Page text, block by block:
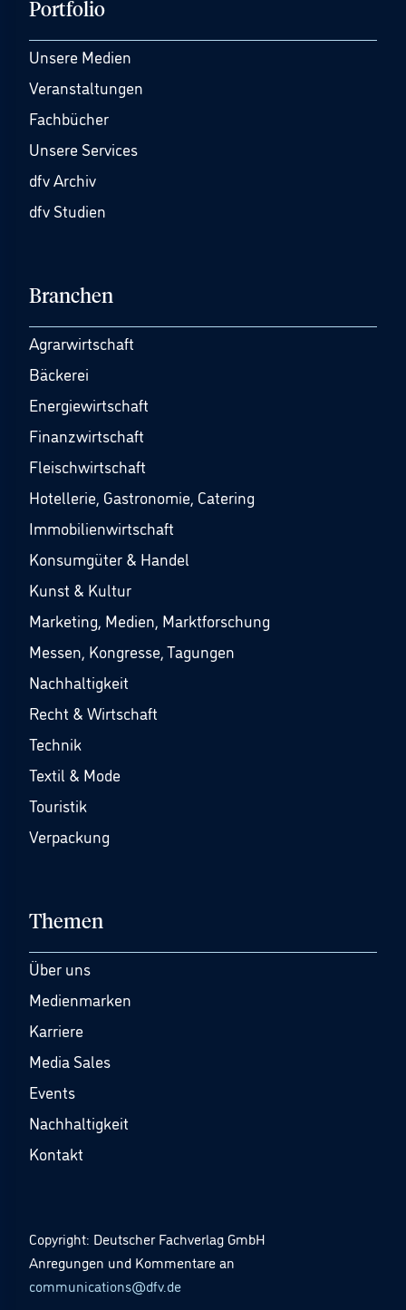
Portfolio
Unsere Medien
Veranstaltungen
Fachbücher
Unsere Services
dfv Archiv
dfv Studien
Branchen
Agrarwirtschaft
Bäckerei
Energiewirtschaft
Finanzwirtschaft
Fleischwirtschaft
Hotellerie, Gastronomie, Catering
Immobilienwirtschaft
Konsumgüter & Handel
Kunst & Kultur
Marketing, Medien, Marktforschung
Messen, Kongresse, Tagungen
Nachhaltigkeit
Recht & Wirtschaft
Technik
Textil & Mode
Touristik
Verpackung
Themen
Über uns
Medienmarken
Karriere
Media Sales
Events
Nachhaltigkeit
Kontakt
Copyright: Deutscher Fachverlag GmbH
Anregungen und Kommentare an
communications@dfv.de